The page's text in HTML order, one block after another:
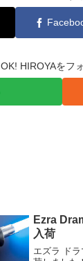
OK! HIROYAをフ
Ezra
入荷
エズラ ド